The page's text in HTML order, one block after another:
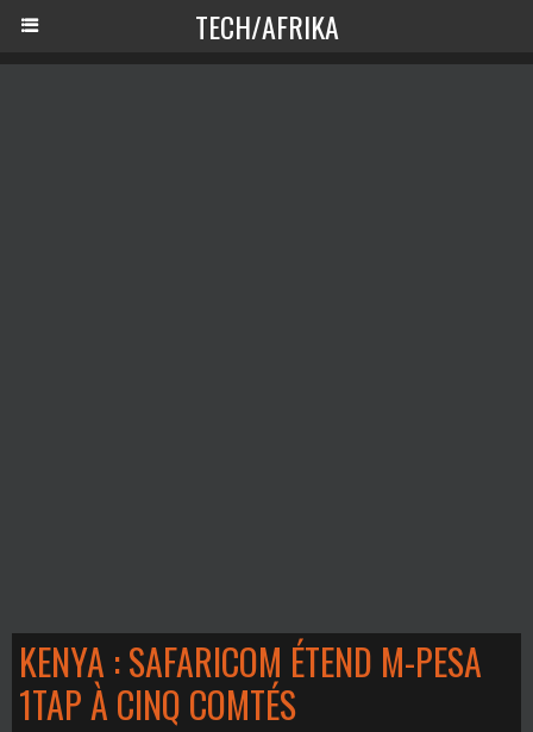
TECH/AFRIKA
KENYA : SAFARICOM ÉTEND M-PESA
1TAP À CINQ COMTÉS